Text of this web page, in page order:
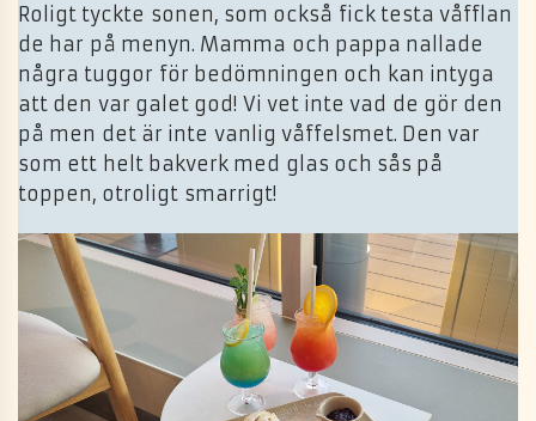
Roligt tyckte sonen, som också fick testa våfflan
de har på menyn. Mamma och pappa nallade
några tuggor för bedömningen och kan intyga
att den var galet god! Vi vet inte vad de gör den
på men det är inte vanlig våffelsmet. Den var
som ett helt bakverk med glas och sås på
toppen, otroligt smarrigt!